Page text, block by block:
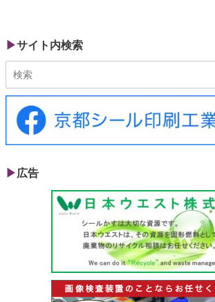
サイト内検索
広告